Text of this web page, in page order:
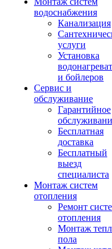
водоснабжения
Канализация
услуги
Установка
и бойлеров
Сервис и
обслуживание
Гарантийное
Бесплатная
доставка
Бесплатный
выезд
специалиста
Монтаж систем
отопления
Ремонт
отопления
Монтаж
пола